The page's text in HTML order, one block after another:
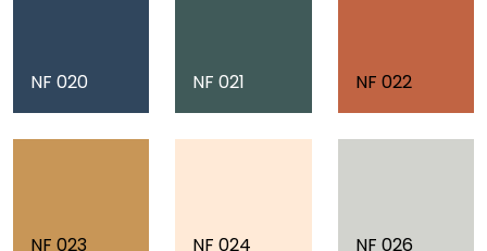
NF 020 NF 021 NF 022
NF 023 NF 024 NF 026